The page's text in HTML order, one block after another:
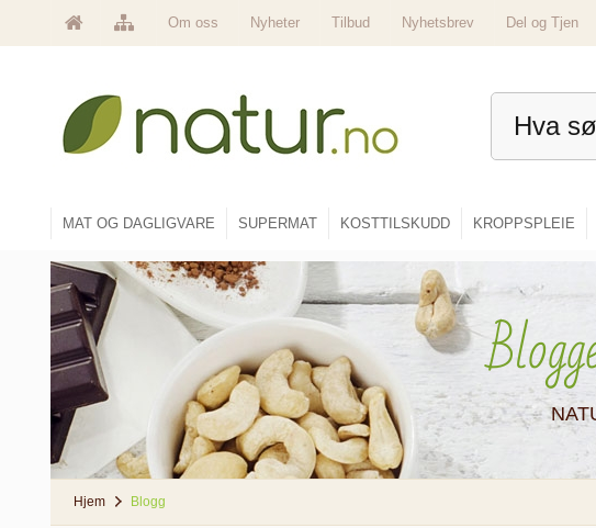
Om oss Nyheter Tilbud Nyhetsbrev Del og Tjen
MAT OG DAGLIGVARE SUPERMAT KOSTTILSKUDD KROPPSPLEIE
Hjem Blogg